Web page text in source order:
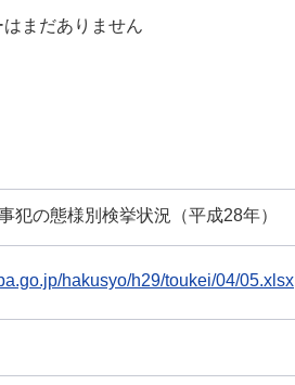
まだありません
犯の態様別検挙状況（平成28年）
hakusyo/h29/toukei/04/05.xlsx